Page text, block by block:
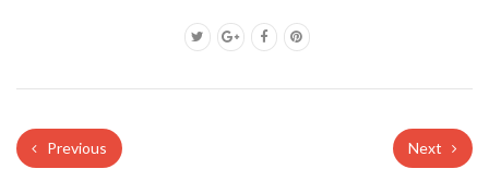
Previous Next